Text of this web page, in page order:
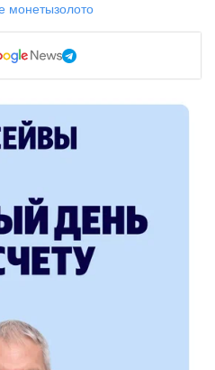
монетызолото